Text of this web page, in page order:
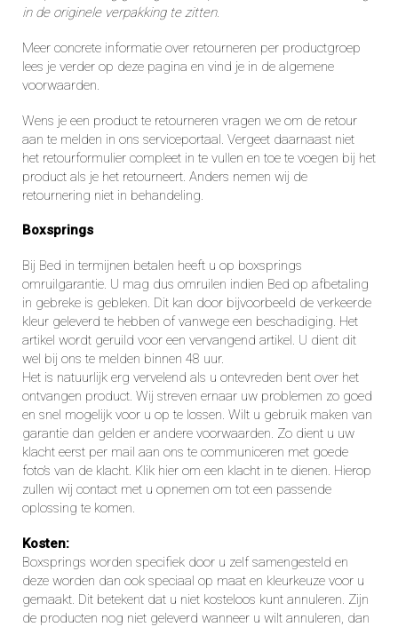
in de originele verpakking te zitten.
Meer concrete informatie over retourneren per productgroep
lees je verder op deze pagina en vind je in de algemene
voorwaarden.
Wens je een product te retourneren vragen we om de retour
aan te melden in ons serviceportaal . Vergeet daarnaast niet
het retourformulier compleet in te vullen en toe te voegen bij het
product als je het retourneert. Anders nemen wij de
retournering niet in behandeling.
Boxsprings
Bij Bed in termijnen betalen heeft u op boxsprings
omruilgarantie. U mag dus omruilen indien Bed op afbetaling
in gebreke is gebleken. Dit kan door bijvoorbeeld de verkeerde
kleur geleverd te hebben of vanwege een beschadiging. Het
artikel wordt geruild voor een vervangend artikel. U dient dit
wel bij ons te melden binnen 48 uur.
Het is natuurlijk erg vervelend als u ontevreden bent over het
ontvangen product. Wij streven ernaar uw problemen zo goed
en snel mogelijk voor u op te lossen. Wilt u gebruik maken van
garantie dan gelden er andere voorwaarden. Zo dient u uw
klacht eerst per mail aan ons te communiceren met goede
foto’s van de klacht. Klik hier om een klacht in te dienen. Hierop
zullen wij contact met u opnemen om tot een passende
oplossing te komen.
Kosten:
Boxsprings worden specifiek door u zelf samengesteld en
deze worden dan ook speciaal op maat en kleurkeuze voor u
gemaakt. Dit betekent dat u niet kosteloos kunt annuleren. Zijn
de producten nog niet geleverd wanneer u wilt annuleren, dan